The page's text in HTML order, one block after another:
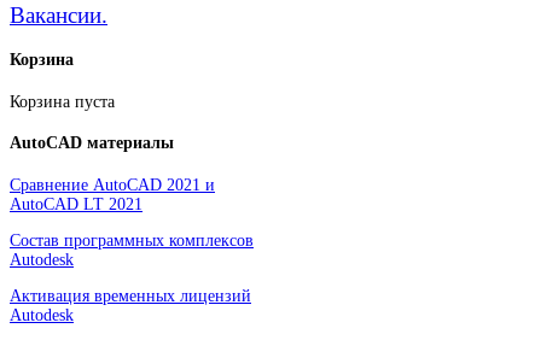
Вакансии.
Корзина
Корзина пуста
AutoCAD материалы
Сравнение AutoCAD 2021 и
AutoCAD LT 2021
Состав программных комплексов
Autodesk
Активация временных лицензий
Autodesk